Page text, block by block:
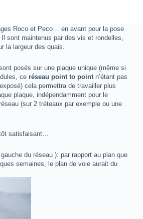
Roco et Peco… en avant pour la pose
sont maintenus par des vis et rondelles,
la largeur des quais.
posés sur une plaque unique (même si
ce réseau point to pointn’étant pas
cela permettra de travailler plus
plaque, indépendamment pour le
(sur 2 tréteaux par exemple ou une
satisfaisant…
du réseau ): par rapport au plan que
semaines, le plan de voie aurait du